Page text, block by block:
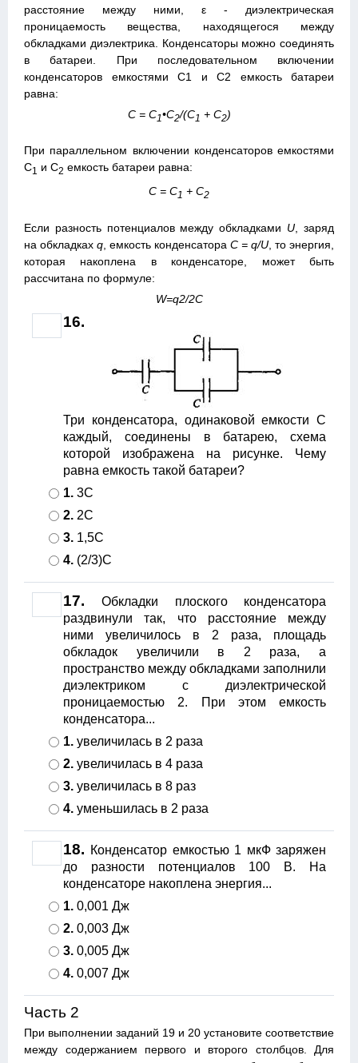
расстояние между ними, ε - диэлектрическая
проницаемость вещества, находящегося между
обкладками диэлектрика. Конденсаторы можно соединять
в батареи. При последовательном включении
конденсаторов емкостями С1 и С2 емкость батареи
равна:
С = C1•С2/(C1 + C2)
При параллельном включении конденсаторов емкостями
С1 и С2 емкость батареи равна:
С = C1 + C2
Если разность потенциалов между обкладками U , заряд
на обкладках q , емкость конденсатора С = q/U , то энергия,
которая накоплена в конденсаторе, может быть
рассчитана по формуле:
W=q2/2C
16.
Три конденсатора, одинаковой емкости С
каждый, соединены в батарею, схема
которой изображена на рисунке. Чему
равна емкость такой батареи?
1. 3C
2. 2C
3. 1,5C
4. (2/3)C
17.Обкладки плоского конденсатора
раздвинули так, что расстояние между
ними увеличилось в 2 раза, площадь
обкладок увеличили в 2 раза, а
пространство между обкладками заполнили
диэлектриком с диэлектрической
проницаемостью 2. При этом емкость
конденсатора...
1. увеличилась в 2 раза
2. увеличилась в 4 раза
3. увеличилась в 8 раз
4. уменьшилась в 2 раза
18. Конденсатор емкостью 1 мкФ заряжен
до разности потенциалов 100 В. На
конденсаторе накоплена энергия...
1. 0,001 Дж
2. 0,003 Дж
3. 0,005 Дж
4. 0,007 Дж
Часть 2
При выполнении заданий 19 и 20 установите соответствие
между содержанием первого и второго столбцов. Для